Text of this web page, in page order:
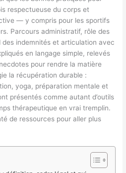
respectueuse du corps et
— y compris pour les sportifs
Parcours administratif, rôle des
indemnités et articulation avec
en langage simple, relevés
pour rendre la matière
la récupération durable :
yoga, préparation mentale et
présentés comme autant d’outils
thérapeutique en vrai tremplin.
de ressources pour aller plus